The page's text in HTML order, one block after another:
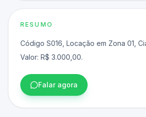
RESUMO
Código S016, Locação em Zona 01,
Valor: R$ 3.000,00.
Falar agora